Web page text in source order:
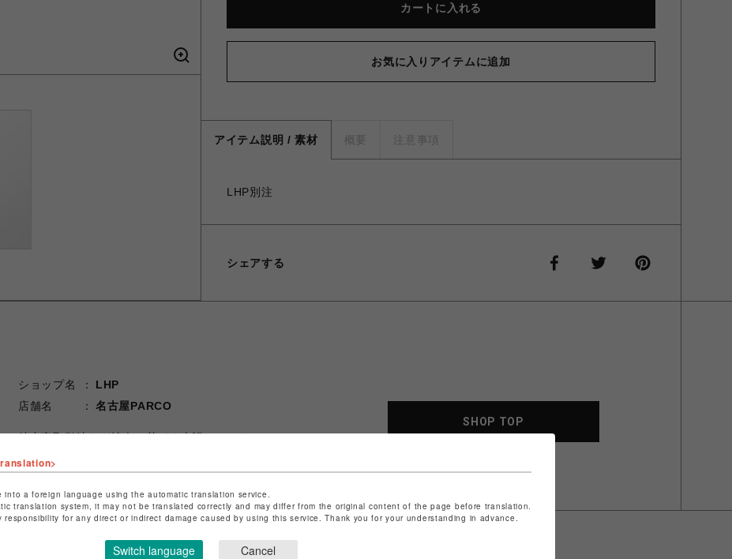
カートに入れる
お気に入りアイテムに追加
アイテム説明 / 素材 概要 注意事項
LHP別注
シェアする
ショップ名
LHP
店舗名
名古屋PARCO
特定商取引法など法令に基づく表記はこちら
ショップお問い合わせは
SHOP TOP
into a foreign language using the automatic translation service.
translation system, it may not be translated correctly and may differ from the original content of the page before translation.
for any direct or indirect damage caused by using this service. Thank you for your understanding in advance.
Switch language Cancel